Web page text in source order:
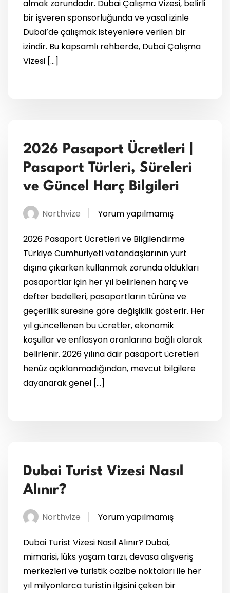
almak zorundadır. Dubai Çalışma Vizesi, belirli
bir işveren sponsorluğunda ve yasal izinle
Dubai’de çalışmak isteyenlere verilen bir
izindir. Bu kapsamlı rehberde, Dubai Çalışma
Vizesi […]
2026 Pasaport Ücretleri |
Pasaport Türleri, Süreleri
ve Güncel Harç Bilgileri
Northvize Yorum yapılmamış
2026 Pasaport Ücretleri ve Bilgilendirme
Türkiye Cumhuriyeti vatandaşlarının yurt
dışına çıkarken kullanmak zorunda oldukları
pasaportlar için her yıl belirlenen harç ve
defter bedelleri, pasaportların türüne ve
geçerlilik süresine göre değişiklik gösterir. Her
yıl güncellenen bu ücretler, ekonomik
koşullar ve enflasyon oranlarına bağlı olarak
belirlenir. 2026 yılına dair pasaport ücretleri
henüz açıklanmadığından, mevcut bilgilere
dayanarak genel […]
Dubai Turist Vizesi Nasıl
Alınır?
Northvize Yorum yapılmamış
Dubai Turist Vizesi Nasıl Alınır? Dubai,
mimarisi, lüks yaşam tarzı, devasa alışveriş
merkezleri ve turistik cazibe noktaları ile her
yıl milyonlarca turistin ilgisini çeken bir